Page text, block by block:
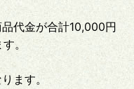
代金が合計10,000円
。
ます。